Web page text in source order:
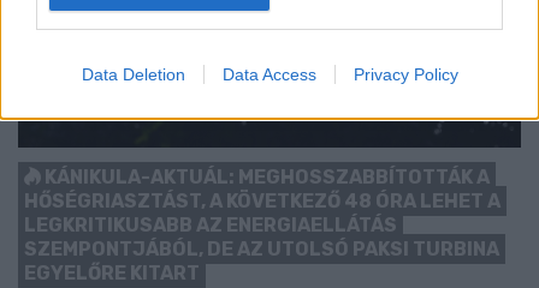
Data Deletion Data Access Privacy Policy
KÁNIKULA-AKTUÁL: MEGHOSSZABBÍTOTTÁK A
HŐSÉGRIASZTÁST, A KÖVETKEZŐ 48 ÓRA LEHET A
LEGKRITIKUSABB AZ ENERGIAELLÁTÁS
SZEMPONTJÁBÓL, DE AZ UTOLSÓ PAKSI TURBINA
EGYELŐRE KITART